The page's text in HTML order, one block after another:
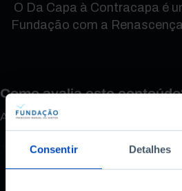
Consentir Detalhes
O Da Capa à Contracapa é
Fundação com a
Como avalia este
A sua opinião é importante.